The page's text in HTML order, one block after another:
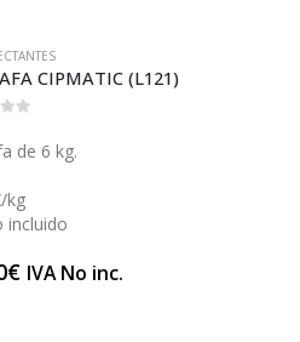
13,80